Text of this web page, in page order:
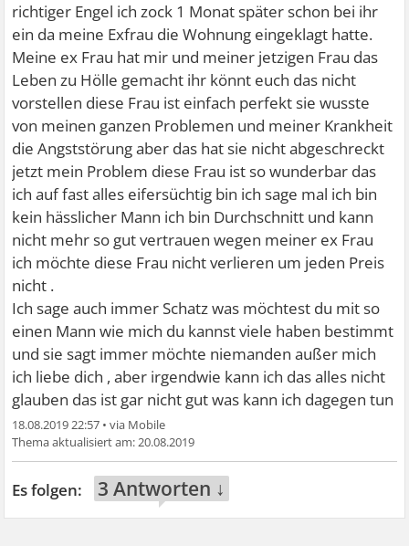
richtiger Engel ich zock 1 Monat später schon bei ihr
ein da meine Exfrau die Wohnung eingeklagt hatte.
Meine ex Frau hat mir und meiner jetzigen Frau das
Leben zu Hölle gemacht ihr könnt euch das nicht
vorstellen diese Frau ist einfach perfekt sie wusste
von meinen ganzen Problemen und meiner Krankheit
die Angststörung aber das hat sie nicht abgeschreckt
jetzt mein Problem diese Frau ist so wunderbar das
ich auf fast alles eifersüchtig bin ich sage mal ich bin
kein hässlicher Mann ich bin Durchschnitt und kann
nicht mehr so gut vertrauen wegen meiner ex Frau
ich möchte diese Frau nicht verlieren um jeden Preis
nicht .
Ich sage auch immer Schatz was möchtest du mit so
einen Mann wie mich du kannst viele haben bestimmt
und sie sagt immer möchte niemanden außer mich
ich liebe dich , aber irgendwie kann ich das alles nicht
glauben das ist gar nicht gut was kann ich dagegen tun
18.08.2019 22:57 •
20.08.2019
3 Antworten ↓